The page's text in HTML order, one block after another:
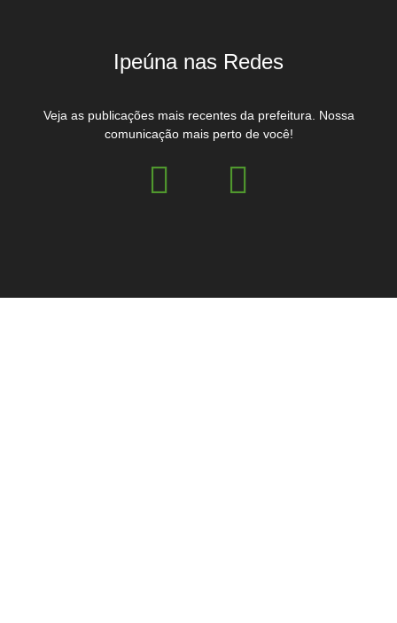
Ipeúna nas Redes
Veja as publicações mais recentes da prefeitura. Nossa
comunicação mais perto de você!